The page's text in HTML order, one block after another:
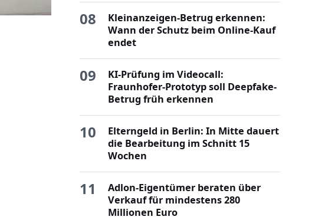
08
Kleinanzeigen-Betrug erkennen:
Wann der Schutz beim Online-Kauf
endet
09
KI-Prüfung im Videocall:
Fraunhofer-Prototyp soll Deepfake-
Betrug früh erkennen
10
Elterngeld in Berlin: In Mitte dauert
die Bearbeitung im Schnitt 15
Wochen
11
Adlon-Eigentümer beraten über
Verkauf für mindestens 280
Millionen Euro